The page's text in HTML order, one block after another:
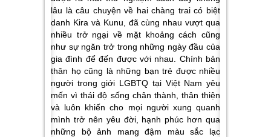
lâu là câu chuyện về hai chàng trai có biệt
danh Kira và Kunu, đã cùng nhau vượt qua
nhiều trở ngại về mặt khoảng cách cũng
như sự ngăn trở trong những ngày đầu của
gia đình để đến được với nhau. Chính bản
thân họ cũng là những bạn trẻ được nhiều
người trong giới LGBTQ tại Việt Nam yêu
mến vì thái độ sống chân thành, thân thiện
và luôn khiến cho mọi người xung quanh
mình trở nên yêu đời, hạnh phúc hơn qua
những bộ ảnh mang đậm màu sắc lạc